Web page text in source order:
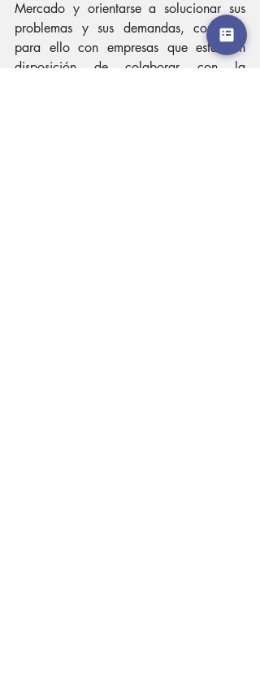
Mercado y orientarse a solucionar sus
problemas y sus demandas, contando
para ello con empresas que estén en
disposición de colaborar con la